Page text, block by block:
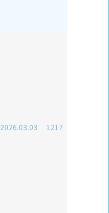
2026.03.03 1217